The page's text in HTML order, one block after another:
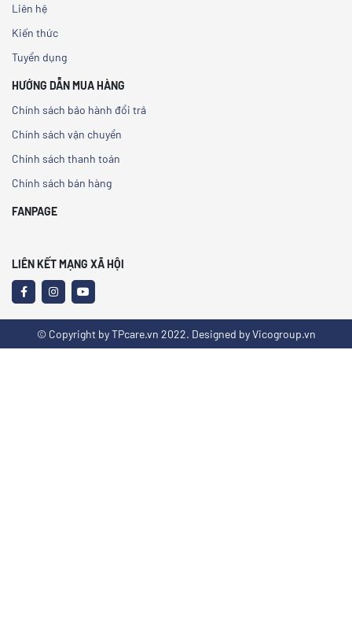
Liên hệ
Kiến thức
Tuyển dụng
HƯỚNG DẪN MUA HÀNG
Chính sách bảo hành đổi trả
Chính sách vận chuyển
Chính sách thanh toán
Chính sách bán hàng
FANPAGE
LIÊN KẾT MẠNG XÃ HỘI
© Copyright by TPcare.vn 2022. Designed by Vicogroup.vn